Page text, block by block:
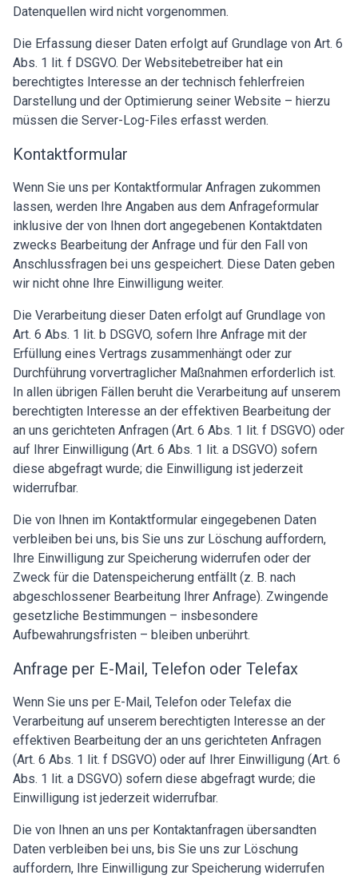
Datenquellen wird nicht vorgenommen.
Die Erfassung dieser Daten erfolgt auf Grundlage von Art. 6
Abs. 1 lit. f DSGVO. Der Websitebetreiber hat ein
berechtigtes Interesse an der technisch fehlerfreien
Darstellung und der Optimierung seiner Website – hierzu
müssen die Server-Log-Files erfasst werden.
Kontaktformular
Wenn Sie uns per Kontaktformular Anfragen zukommen
lassen, werden Ihre Angaben aus dem Anfrageformular
inklusive der von Ihnen dort angegebenen Kontaktdaten
zwecks Bearbeitung der Anfrage und für den Fall von
Anschlussfragen bei uns gespeichert. Diese Daten geben
wir nicht ohne Ihre Einwilligung weiter.
Die Verarbeitung dieser Daten erfolgt auf Grundlage von
Art. 6 Abs. 1 lit. b DSGVO, sofern Ihre Anfrage mit der
Erfüllung eines Vertrags zusammenhängt oder zur
Durchführung vorvertraglicher Maßnahmen erforderlich ist.
In allen übrigen Fällen beruht die Verarbeitung auf unserem
berechtigten Interesse an der effektiven Bearbeitung der
an uns gerichteten Anfragen (Art. 6 Abs. 1 lit. f DSGVO) oder
auf Ihrer Einwilligung (Art. 6 Abs. 1 lit. a DSGVO) sofern
diese abgefragt wurde; die Einwilligung ist jederzeit
widerrufbar.
Die von Ihnen im Kontaktformular eingegebenen Daten
verbleiben bei uns, bis Sie uns zur Löschung auffordern,
Ihre Einwilligung zur Speicherung widerrufen oder der
Zweck für die Datenspeicherung entfällt (z. B. nach
abgeschlossener Bearbeitung Ihrer Anfrage). Zwingende
gesetzliche Bestimmungen – insbesondere
Aufbewahrungsfristen – bleiben unberührt.
Anfrage per E-Mail, Telefon oder Telefax
Wenn Sie uns per E-Mail, Telefon oder Telefax die
Verarbeitung auf unserem berechtigten Interesse an der
effektiven Bearbeitung der an uns gerichteten Anfragen
(Art. 6 Abs. 1 lit. f DSGVO) oder auf Ihrer Einwilligung (Art. 6
Abs. 1 lit. a DSGVO) sofern diese abgefragt wurde; die
Einwilligung ist jederzeit widerrufbar.
Die von Ihnen an uns per Kontaktanfragen übersandten
Daten verbleiben bei uns, bis Sie uns zur Löschung
auffordern, Ihre Einwilligung zur Speicherung widerrufen